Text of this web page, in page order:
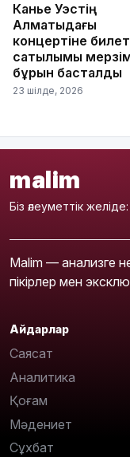
Канье Уэстің
Алматыдағы
концертіне билет
сатылымы
бұрын басталды
23 шілде, 2026
malim
Біз әлеуметтік желіде:
Malim — анализге
пікірлер мен
Айдарлар
Саясат
Аналитика
Қоғам
Мәдениет
Сұхбат